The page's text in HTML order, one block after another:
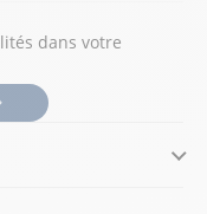
dans votre